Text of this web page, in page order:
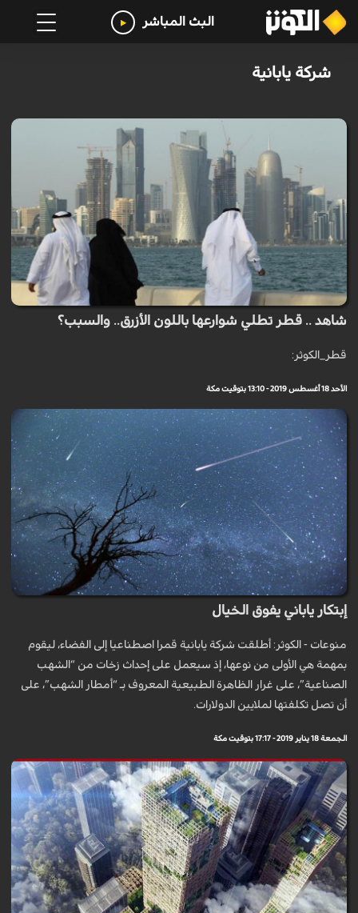
البث المباشر
شركة يابانية
شاهد .. قطر تطلي شوارعها باللون الأزرق.. والسبب؟
قطر_الكوثر:
الأحد 18 أغسطس 2019 - 13:10 بتوقيت مكة
إبتكار ياباني يفوق الخيال
منوعات - الكوثر: أطلقت شركة يابانية قمرا اصطناعيا إلى الفضاء، ليقوم
بمهمة هي الأولى من نوعها، إذ سيعمل على إحداث زخات من “الشهب
الصناعية”، على غرار الظاهرة الطبيعية المعروف بـ “أمطار الشهب”، على
أن تصل تكلفتها لملايين الدولارات.
الجمعة 18 يناير 2019 - 17:17 بتوقيت مكة